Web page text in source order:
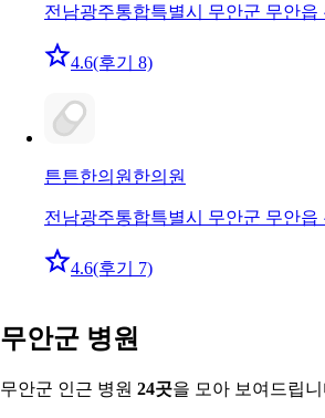
전남광주통합특별시 무안군 무안읍
4.6(후기 8)
튼튼한의원 한의원
전남광주통합특별시 무안군 무안읍
4.6(후기 7)
무안군 병원
무안군 인근 병원 24곳을 모아 보여드립니